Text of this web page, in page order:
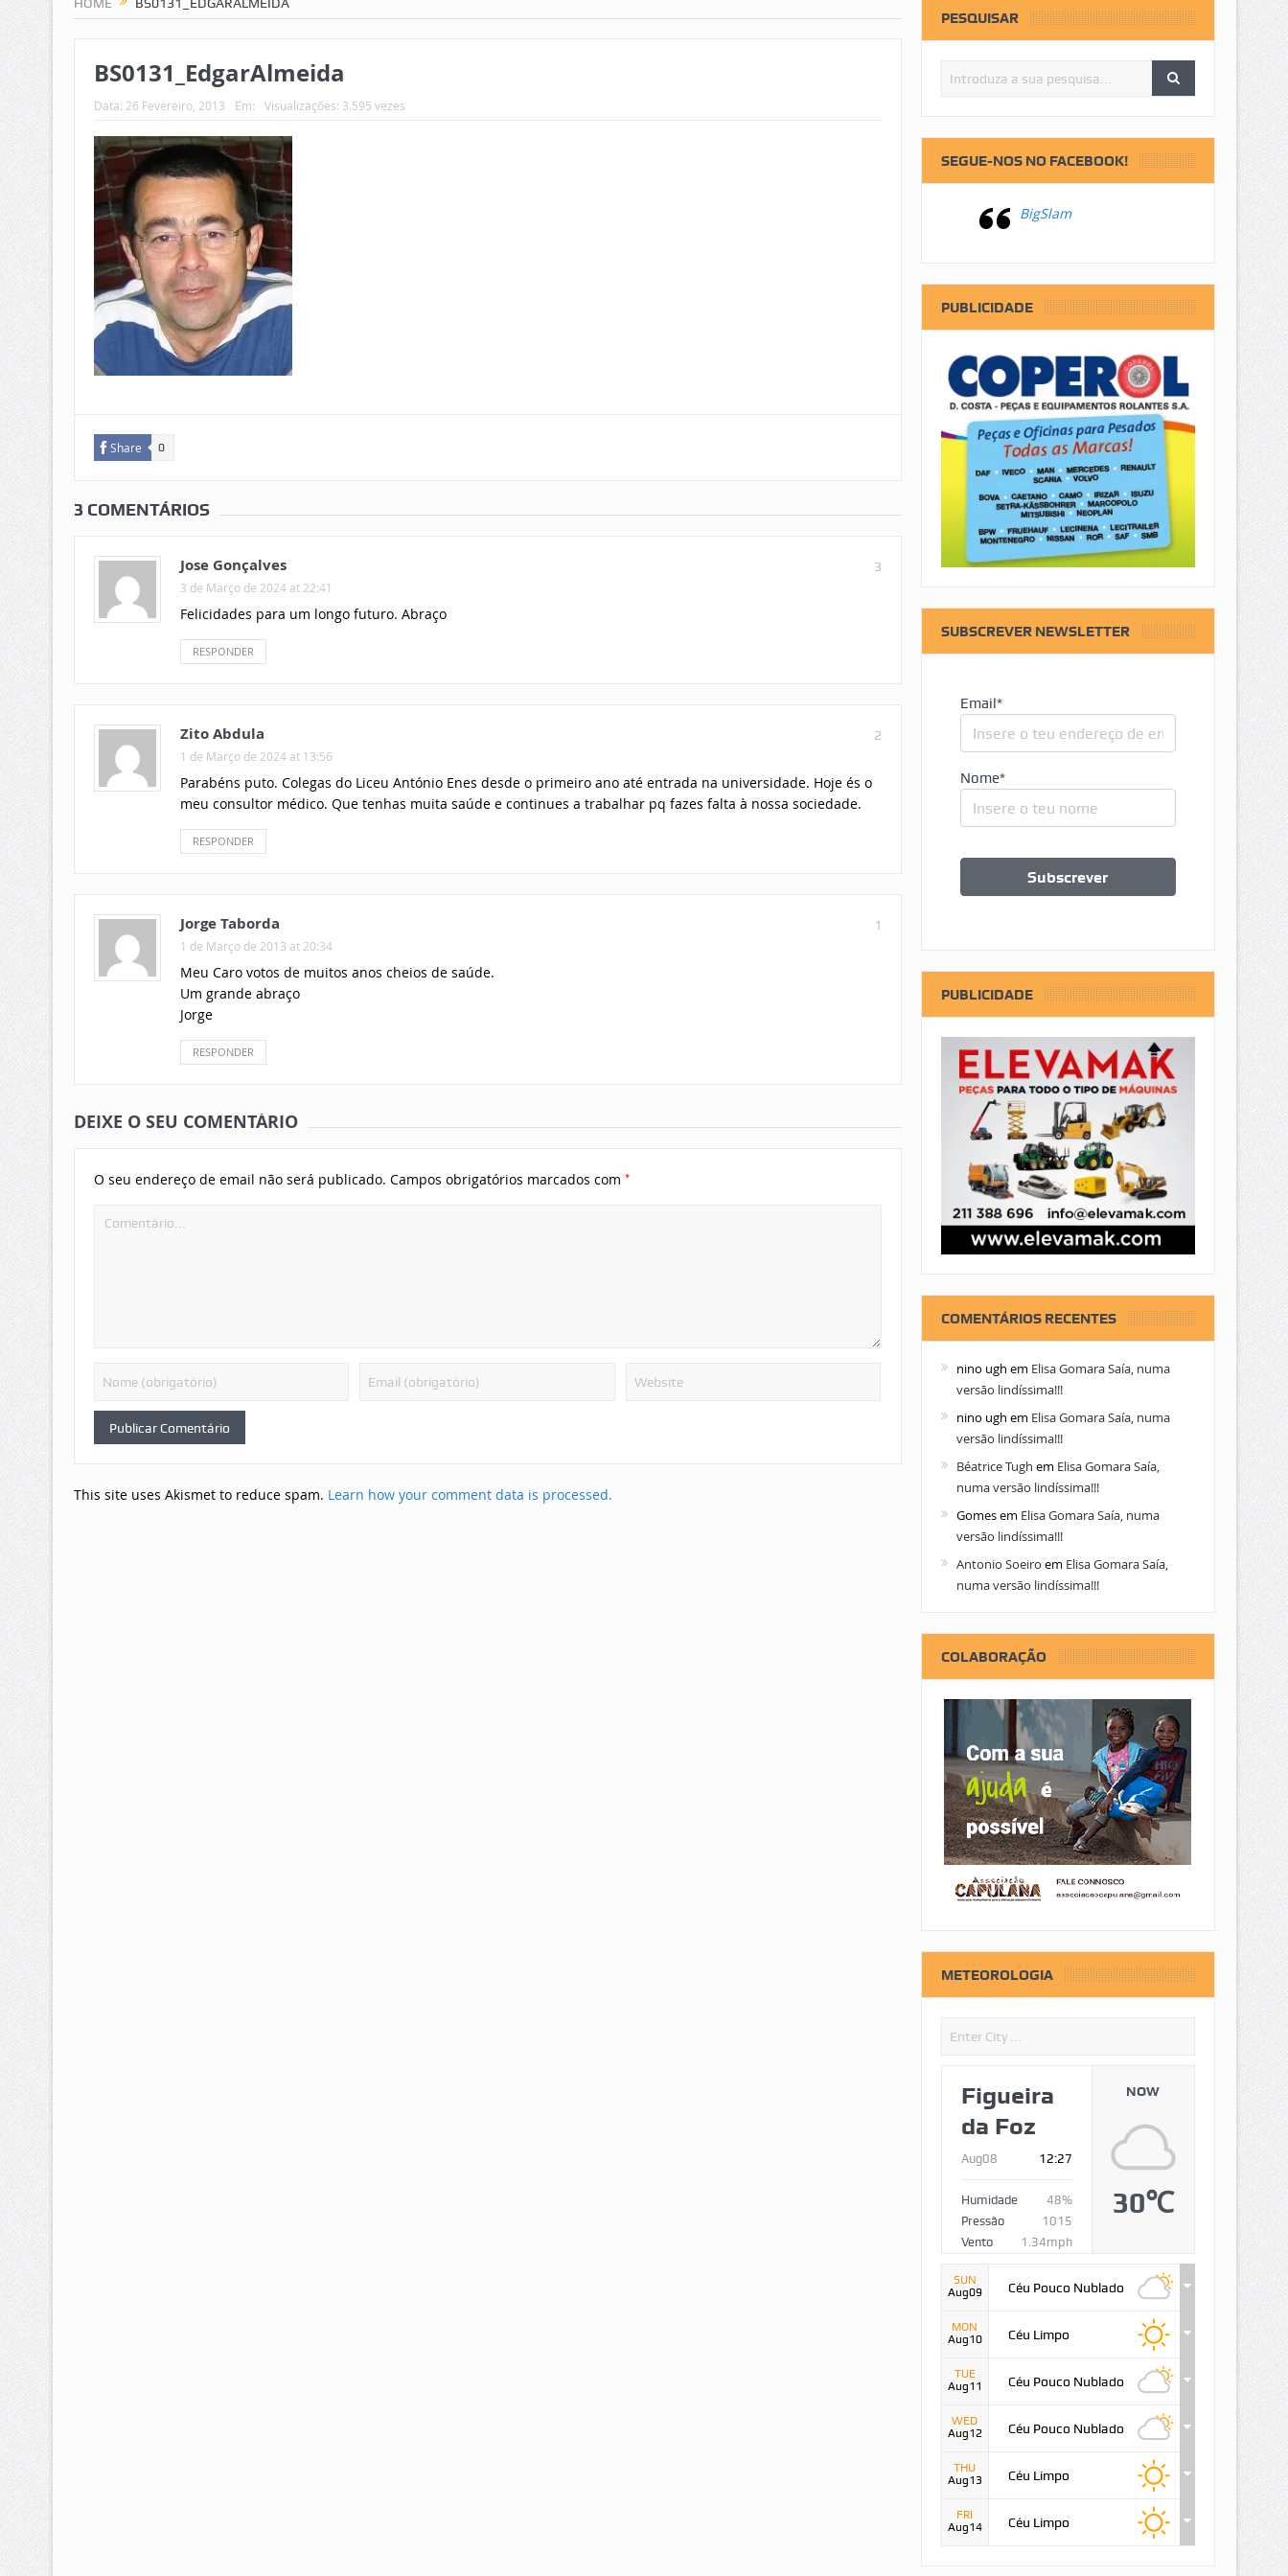
BS0131_EdgarAlmeida
Data: 26 Fevereiro, 2013 Em: Visualizações: 3.595 vezes
Share 0
3 COMENTÁRIOS
3
Jose Gonçalves
3 de Março de 2024 at 22:41
Felicidades para um longo futuro. Abraço
RESPONDER
2
Zito Abdula
1 de Março de 2024 at 13:56
Parabéns puto. Colegas do Liceu António Enes desde o primeiro ano até entrada na universidade. Hoje és o
meu consultor médico. Que tenhas muita saúde e continues a trabalhar pq fazes falta à nossa sociedade.
RESPONDER
1
Jorge Taborda
1 de Março de 2013 at 20:34
Meu Caro votos de muitos anos cheios de saúde.
Um grande abraço
Jorge
RESPONDER
DEIXE O SEU COMENTÁRIO
O seu endereço de email não será publicado. Campos obrigatórios marcados com *
This site uses Akismet to reduce spam. Learn how your comment data is processed.
PESQUISAR
SEGUE-NOS NO FACEBOOK!
BigSlam
PUBLICIDADE
SUBSCREVER NEWSLETTER
Email*
Nome*
PUBLICIDADE
COMENTÁRIOS RECENTES
nino ugh em Elisa Gomara Saía, numa
versão lindíssima!!!
nino ugh em Elisa Gomara Saía, numa
versão lindíssima!!!
Béatrice Tugh em Elisa Gomara Saía,
numa versão lindíssima!!!
Gomesem Elisa Gomara Saía, numa
versão lindíssima!!!
Antonio Soeiro em Elisa Gomara Saía,
numa versão lindíssima!!!
COLABORAÇÃO
METEOROLOGIA
Figueira
da Foz
Aug08 12:27
Humidade
48%
Pressão
1015
Vento
1.34mph
NOW
30℃
SUN
Aug09
Céu Pouco Nublado
MON
Aug10
Céu Limpo
TUE
Aug11
Céu Pouco Nublado
WED
Aug12
Céu Pouco Nublado
THU
Aug13
Céu Limpo
FRI
Aug14
Céu Limpo